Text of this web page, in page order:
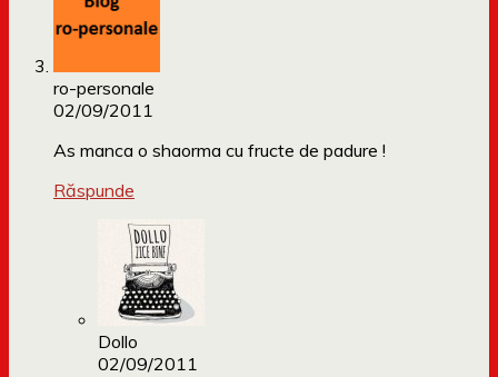
ro-personale
02/09/2011
As manca o shaorma cu fructe de padure !
Răspunde
Dollo
02/09/2011